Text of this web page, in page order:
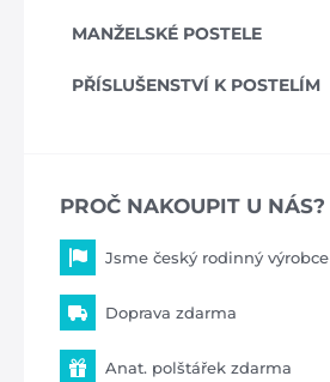
MANŽELSKÉ POSTELE
PŘÍSLUŠENSTVÍ K POSTELÍM
PROČ NAKOUPIT U NÁS?
Jsme český rodinný výrobce
Doprava zdarma
Anat. polštářek zdarma